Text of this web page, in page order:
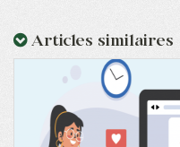
Articles similaires